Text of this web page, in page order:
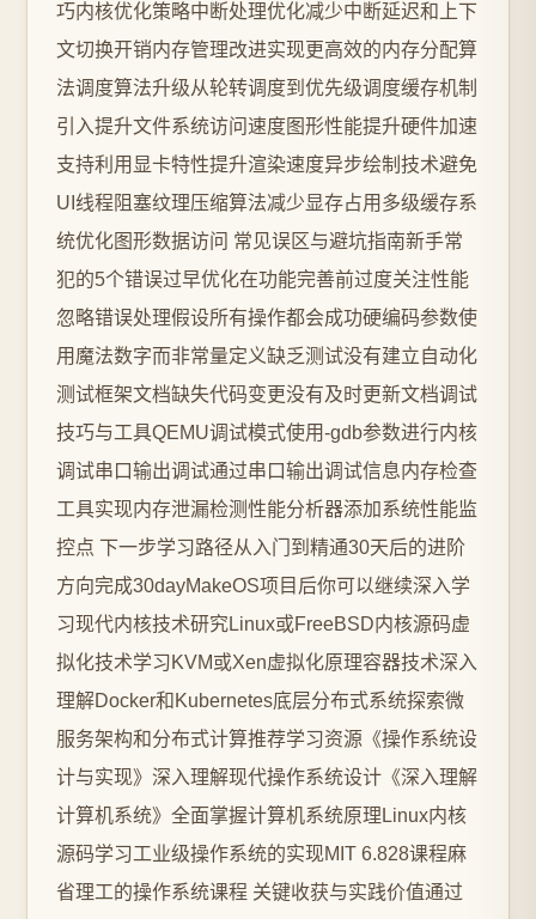
巧内核优化策略中断处理优化减少中断延迟和上下
文切换开销内存管理改进实现更高效的内存分配算
法调度算法升级从轮转调度到优先级调度缓存机制
引入提升文件系统访问速度图形性能提升硬件加速
支持利用显卡特性提升渲染速度异步绘制技术避免
UI线程阻塞纹理压缩算法减少显存占用多级缓存系
统优化图形数据访问 常见误区与避坑指南新手常
犯的5个错误过早优化在功能完善前过度关注性能
忽略错误处理假设所有操作都会成功硬编码参数使
用魔法数字而非常量定义缺乏测试没有建立自动化
测试框架文档缺失代码变更没有及时更新文档调试
技巧与工具QEMU调试模式使用-gdb参数进行内核
调试串口输出调试通过串口输出调试信息内存检查
工具实现内存泄漏检测性能分析器添加系统性能监
控点 下一步学习路径从入门到精通30天后的进阶
方向完成30dayMakeOS项目后你可以继续深入学
习现代内核技术研究Linux或FreeBSD内核源码虚
拟化技术学习KVM或Xen虚拟化原理容器技术深入
理解Docker和Kubernetes底层分布式系统探索微
服务架构和分布式计算推荐学习资源《操作系统设
计与实现》深入理解现代操作系统设计《深入理解
计算机系统》全面掌握计算机系统原理Linux内核
源码学习工业级操作系统的实现MIT 6.828课程麻
省理工的操作系统课程 关键收获与实践价值通过